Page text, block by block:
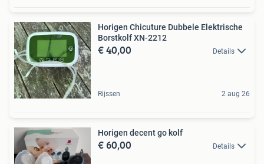
Horigen Chicuture Dubbele Elektrische
Borstkolf XN-2212
€ 40,00 Details
Rijssen 2 aug 26
Horigen decent go kolf
€ 60,00 Details